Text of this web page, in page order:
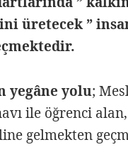
üretecek ”
yegâne yolu;
ile öğrenci
gelmekten